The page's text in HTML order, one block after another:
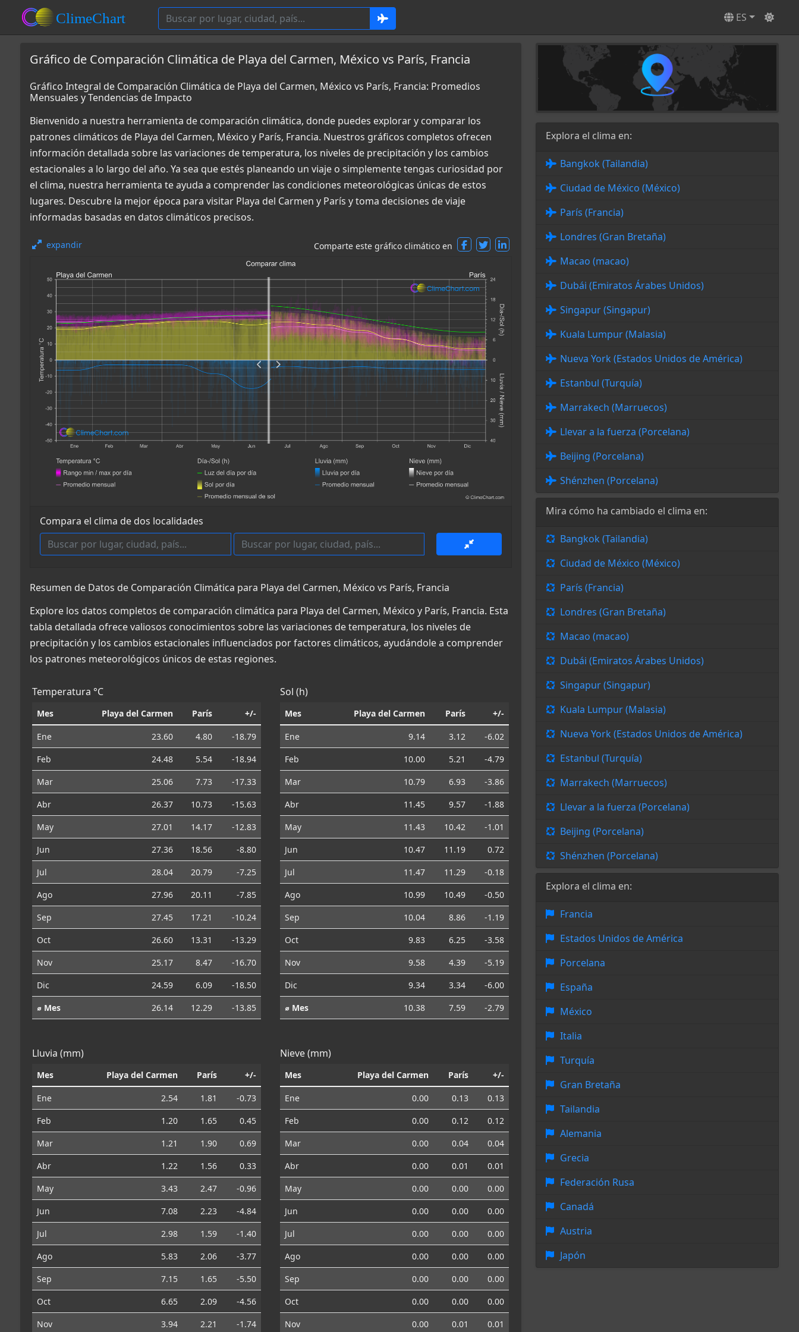
ES
Gráfico de Comparación Climática de Playa del Carmen, México vs París, Francia
Gráfico Integral de Comparación Climática de Playa del Carmen, México vs París, Francia: Promedios
Mensuales y Tendencias de Impacto
Bienvenido a nuestra herramienta de comparación climática, donde puedes explorar y comparar los
patrones climáticos de Playa del Carmen, México y París, Francia. Nuestros gráficos completos ofrecen
información detallada sobre las variaciones de temperatura, los niveles de precipitación y los cambios
estacionales a lo largo del año. Ya sea que estés planeando un viaje o simplemente tengas curiosidad por
el clima, nuestra herramienta te ayuda a comprender las condiciones meteorológicas únicas de estos
lugares. Descubre la mejor época para visitar Playa del Carmen y París y toma decisiones de viaje
informadas basadas en datos climáticos precisos.
expandir Comparte este gráfico climático en
Compara el clima de dos localidades
Resumen de Datos de Comparación Climática para Playa del Carmen, México vs París, Francia
Explore los datos completos de comparación climática para Playa del Carmen, México y París, Francia. Esta
tabla detallada ofrece valiosos conocimientos sobre las variaciones de temperatura, los niveles de
precipitación y los cambios estacionales influenciados por factores climáticos, ayudándole a comprender
los patrones meteorológicos únicos de estas regiones.
Temperatura °C
Mes Playa del Carmen París +/-
Ene 23.60 4.80
-18.79
Feb
24.48 5.54
-18.94
Mar
25.06 7.73
-17.33
Abr
26.37 10.73
-15.63
May
27.01 14.17
-12.83
Jun
27.36 18.56
-8.80
Jul
28.04 20.79
-7.25
Ago
27.96 20.11
-7.85
Sep
27.45 17.21
-10.24
Oct
26.60 13.31
-13.29
Nov
25.17 8.47
-16.70
Dic
24.59 6.09
-18.50
⌀ Mes
26.14 12.29 -13.85
Sol (h)
Mes Playa del Carmen París +/-
Ene 9.14 3.12
-6.02
Feb
10.00 5.21
-4.79
Mar
10.79 6.93
-3.86
Abr
11.45 9.57
-1.88
May
11.43 10.42
-1.01
Jun
10.47 11.19
0.72
Jul
11.47 11.29
-0.18
Ago
10.99 10.49
-0.50
Sep
10.04 8.86
-1.19
Oct
9.83 6.25
-3.58
Nov
9.58 4.39
-5.19
Dic
9.34 3.34
-6.00
⌀ Mes
10.38 7.59 -2.79
Lluvia (mm)
Mes Playa del Carmen París +/-
Ene 2.54 1.81
-0.73
Feb
1.20 1.65
0.45
Mar
1.21 1.90
0.69
Abr
1.22 1.56
0.33
May
3.43 2.47
-0.96
Jun
7.08 2.23
-4.84
Jul
2.98 1.59
-1.40
Ago
5.83 2.06
-3.77
Sep
7.15 1.65
-5.50
Oct
6.65 2.09
-4.56
Nov
3.94 2.21 -1.74
Nieve (mm)
Mes Playa del Carmen París +/-
Ene 0.00 0.13
0.13
Feb
0.00 0.12
0.12
Mar
0.00 0.04
0.04
Abr
0.00 0.01
0.01
May
0.00 0.00
0.00
Jun
0.00 0.00
0.00
Jul
0.00 0.00
0.00
Ago
0.00 0.00
0.00
Sep
0.00 0.00
0.00
Oct
0.00 0.00
0.00
Nov
0.00 0.01 0.01
Explora el clima en:
Bangkok (Tailandia)
Ciudad de México (México)
París (Francia)
Londres (Gran Bretaña)
Macao (macao)
Dubái (Emiratos Árabes Unidos)
Singapur (Singapur)
Kuala Lumpur (Malasia)
Nueva York (Estados Unidos de América)
Estanbul (Turquía)
Marrakech (Marruecos)
Llevar a la fuerza (Porcelana)
Beijing (Porcelana)
Shénzhen (Porcelana)
Mira cómo ha cambiado el clima en:
Bangkok (Tailandia)
Ciudad de México (México)
París (Francia)
Londres (Gran Bretaña)
Macao (macao)
Dubái (Emiratos Árabes Unidos)
Singapur (Singapur)
Kuala Lumpur (Malasia)
Nueva York (Estados Unidos de América)
Estanbul (Turquía)
Marrakech (Marruecos)
Llevar a la fuerza (Porcelana)
Beijing (Porcelana)
Shénzhen (Porcelana)
Explora el clima en:
Francia
Estados Unidos de América
Porcelana
España
México
Italia
Turquía
Gran Bretaña
Tailandia
Alemania
Grecia
Federación Rusa
Canadá
Austria
Japón